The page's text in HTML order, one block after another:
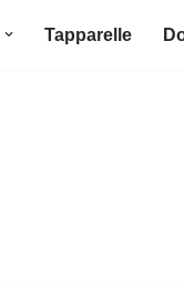
Tapparelle